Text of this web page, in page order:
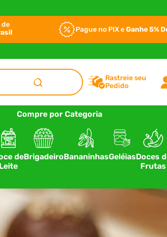
Pague no PIX eGanhe 5%
Rastreie seu
Pedido
Compre por Categoria
de
Leite
BrigadeiroBananinhasGeléiasDoces
Frutas